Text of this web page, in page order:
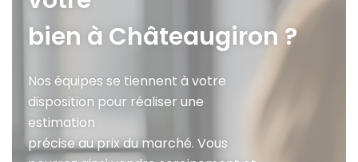
bien à Châteaugiron ?
Nos équipes se tiennent à votre
disposition pour réaliser une
estimation
précise au prix du marché. Vous